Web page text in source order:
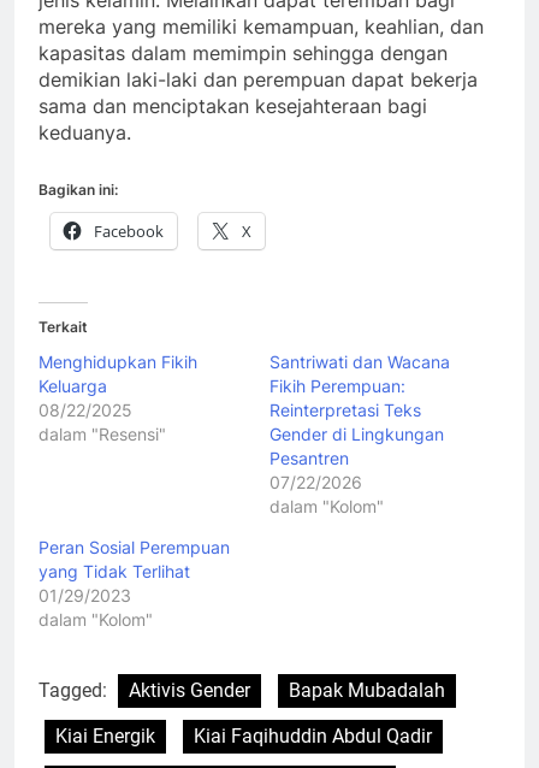
mereka yang memiliki kemampuan, keahlian, dan
kapasitas dalam memimpin sehingga dengan
demikian laki-laki dan perempuan dapat bekerja
sama dan menciptakan kesejahteraan bagi
keduanya.
Bagikan ini:
Facebook X
Terkait
Menghidupkan Fikih
Keluarga
08/22/2025
dalam "Resensi"
Santriwati dan Wacana
Fikih Perempuan:
Reinterpretasi Teks
Gender di Lingkungan
Pesantren
07/22/2026
dalam "Kolom"
Peran Sosial Perempuan
yang Tidak Terlihat
01/29/2023
dalam "Kolom"
Tagged: Aktivis Gender
Bapak Mubadalah
Kiai Energik
Kiai Faqihuddin Abdul Qadir